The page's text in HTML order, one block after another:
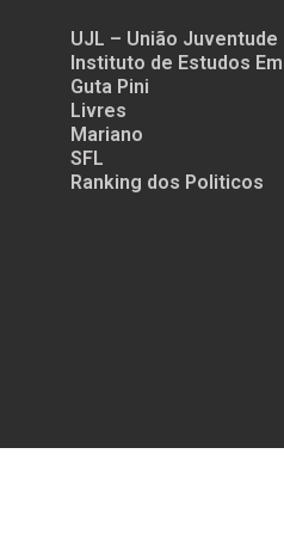
UJL – União Juventude
Instituto de Estudos
Guta Pini
Livres
Mariano
SFL
Ranking dos Politicos